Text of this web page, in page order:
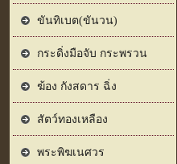
ขันทิเบต(ขันวน)
กระดิ่งมือจับ กระพรวน
ฆ้อง กังสดาร ฉิ่ง
สัตว์ทองเหลือง
พระพิฆเนศวร